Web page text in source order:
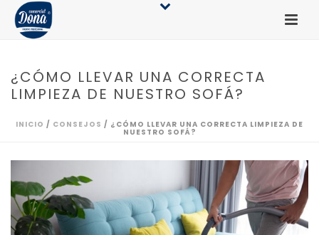
¿CÓMO LLEVAR UNA CORRECTA
LIMPIEZA DE NUESTRO SOFÁ?
INICIO / CONSEJOS / ¿CÓMO LLEVAR UNA CORRECTA LIMPIEZA DE
NUESTRO SOFÁ?